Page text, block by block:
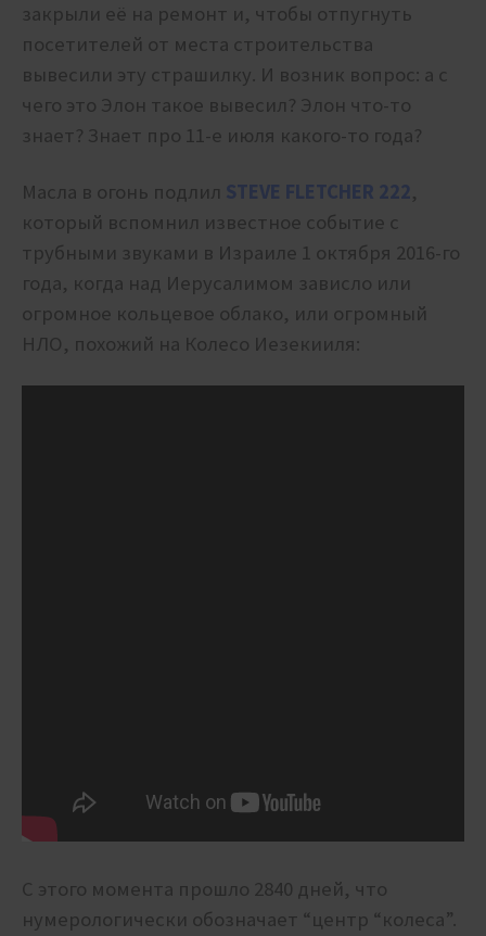
закрыли её на ремонт и, чтобы отпугнуть
посетителей от места строительства
вывесили эту страшилку. И возник вопрос: а с
чего это Элон такое вывесил? Элон что-то
знает? Знает про 11-е июля какого-то года?
Масла в огонь подлил STEVE FLETCHER 222,
который вспомнил известное событие с
трубными звуками в Израиле 1 октября 2016-го
года, когда над Иерусалимом зависло или
огромное кольцевое облако, или огромный
НЛО, похожий на Колесо Иезекииля:
С этого момента прошло 2840 дней, что
нумерологически обозначает “центр “колеса”.